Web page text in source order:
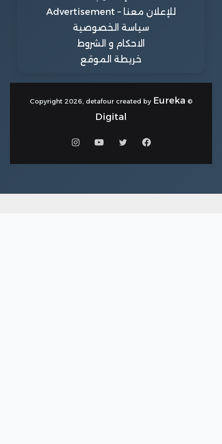
للإعلان معنا – Advertisement
سياسة الخصوصية
الاحكام و الشروط
خريطة الموقع
© Copyright 2026, detafour created by
Eureka
Digital
فيسبوكتويتر يوتيوبانستقرام